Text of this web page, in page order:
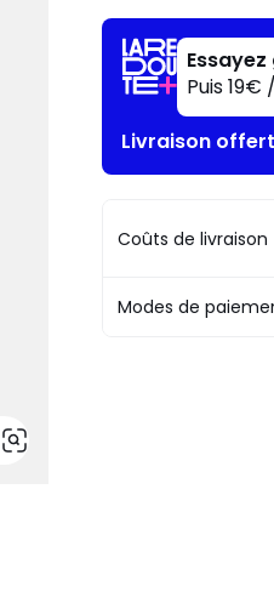
Puis 19€
Livraison
Coûts de livraison
Modes de